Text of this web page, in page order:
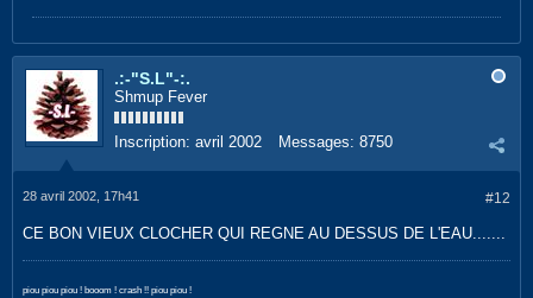
.:-"S.L"-:.
Shmup Fever
Inscription: avril 2002 Messages: 8750
#12
28 avril 2002, 17h41
CE BON VIEUX CLOCHER QUI REGNE AU DESSUS DE L'EAU.......
piou piou piou ! booom ! crash !! piou piou !